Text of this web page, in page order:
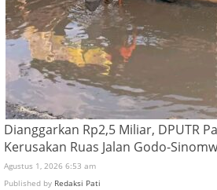
Dianggarkan Rp2,5 Miliar, DPUTR
Kerusakan Ruas Jalan Godo-
Agustus 1, 2026 6:53 am
Published by Redaksi Pati